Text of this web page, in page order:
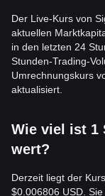
Der Live-Kurs von
aktuellen
in den letzten 24
Stunden-Trading-
Umrechnungskurs
aktualisiert.
Wie viel ist 1
wert?
Derzeit liegt der
$0.006806 USD.